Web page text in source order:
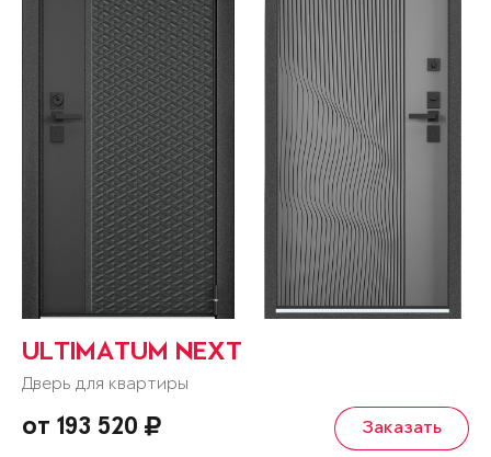
ULTIMATUM NEXT
Дверь для квартиры
от 193 520 Заказать